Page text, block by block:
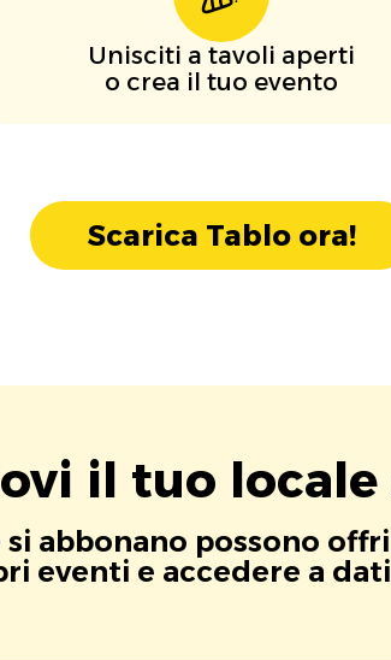
Unisciti a tavoli aperti
o crea il tuo evento
Scarica Tablo ora!
il tuo locale
abbonano possono
eventi e accedere a